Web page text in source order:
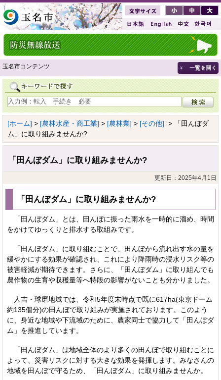
玉名市コンテンツ
[ホーム] > [農林水産・商工業] > [農林業] > [その他] > 「田んぼダ
ム」に取り組みませんか?
「田んぼダム」に取り組みませんか?
更新日：2025年4月1日
「田んぼダム」に取り組みませんか?
「田んぼダム」とは、田んぼに振った雨水を一時的に溜め、時間
をかけてゆっくりと排水する取組みです。
「田んぼダム」に取り組むことで、田んぼから流れ出す水の量を
緩やかにする効果が確認され、これにより降雨時の浸水リスク等の
被害軽減が期待できます。さらに、「田んぼダム」に取り組んでも
農作物の生育や収穫量等へ特段の影響がないことも分かりました。
人吉・球磨地域では、令和5年度末時点で既に617ha(東京ドーム
約135個分)の田んぼで取り組みが実施されております。このよう
に、身近な地域や下流域のために、農家同士で協力して「田んぼダ
ム」を推進しています。
「田んぼダム」は地域全体のより多くの田んぼで取り組むことに
よって、災害リスクに対する大きな効果を発揮します。みなさんの
地域を田んぼで守るため、「田んぼダム」に取り組みませんか。